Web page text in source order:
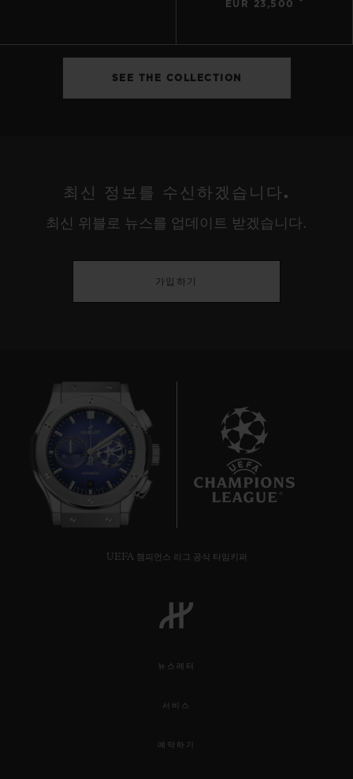
EUR 23,500
SEE THE COLLECTION
최신 정보를 수신하겠습니다.
최신 위블로 뉴스를 업데이트 받겠습니다.
가입하기
UEFA 챔피언스 리그 공식 타임키퍼
뉴스레터
서비스
예약하기